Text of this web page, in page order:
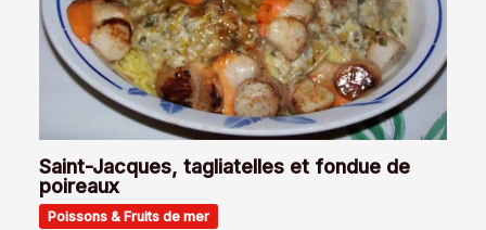
Saint-Jacques, tagliatelles et fondue de
poireaux
Poissons & Fruits de mer